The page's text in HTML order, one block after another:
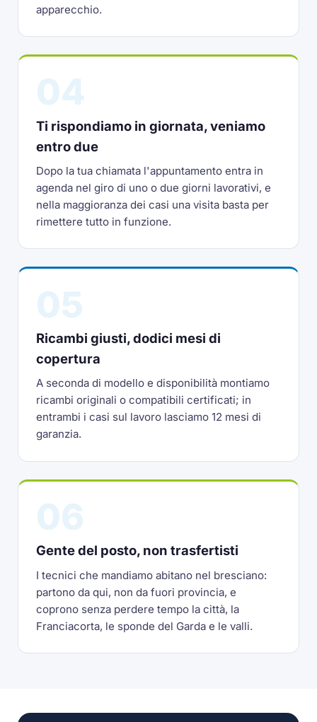
apparecchio.
Ti rispondiamo in giornata, veniamo
entro due
Dopo la tua chiamata l'appuntamento entra in
agenda nel giro di uno o due giorni lavorativi, e
nella maggioranza dei casi una visita basta per
rimettere tutto in funzione.
Ricambi giusti, dodici mesi di
copertura
A seconda di modello e disponibilità montiamo
ricambi originali o compatibili certificati; in
entrambi i casi sul lavoro lasciamo 12 mesi di
garanzia.
Gente del posto, non trasfertisti
I tecnici che mandiamo abitano nel bresciano:
partono da qui, non da fuori provincia, e
coprono senza perdere tempo la città, la
Franciacorta, le sponde del Garda e le valli.